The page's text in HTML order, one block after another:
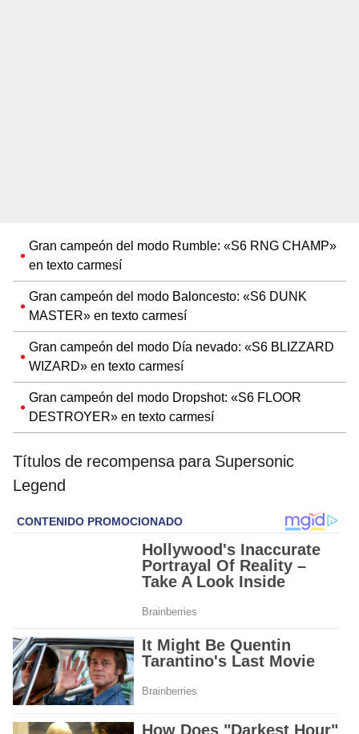
Gran campeón del modo Rumble: «S6 RNG CHAMP»
en texto carmesí
Gran campeón del modo Baloncesto: «S6 DUNK
MASTER» en texto carmesí
Gran campeón del modo Día nevado: «S6 BLIZZARD
WIZARD» en texto carmesí
Gran campeón del modo Dropshot: «S6 FLOOR
DESTROYER» en texto carmesí
Títulos de recompensa para Supersonic
Legend